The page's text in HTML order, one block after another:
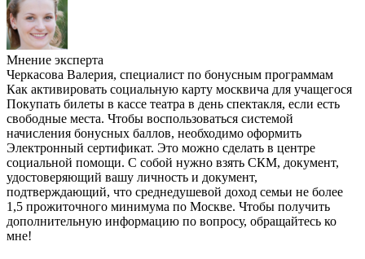
Мнение эксперта
Черкасова Валерия, специалист по бонусным программам
Как активировать социальную карту москвича для учащегося
Покупать билеты в кассе театра в день спектакля, если есть
свободные места. Чтобы воспользоваться системой
начисления бонусных баллов, необходимо оформить
Электронный сертификат. Это можно сделать в центре
социальной помощи. С собой нужно взять СКМ, документ,
удостоверяющий вашу личность и документ,
подтверждающий, что среднедушевой доход семьи не более
1,5 прожиточного минимума по Москве. Чтобы получить
дополнительную информацию по вопросу, обращайтесь ко
мне!